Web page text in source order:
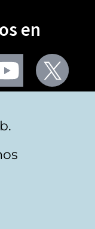
en
Seguir
en
youtubeX